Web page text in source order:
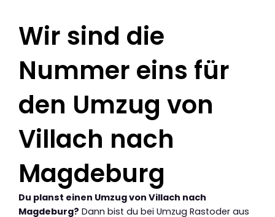
Wir sind die
Nummer eins für
den Umzug von
Villach nach
Magdeburg
Du planst einen Umzug von Villach nach
Magdeburg? Dann bist du bei Umzug Rastoder aus